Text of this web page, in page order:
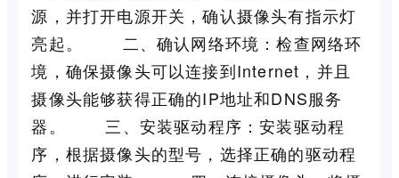
源，并打开电源开关，确认摄像头有指示灯
亮起。 二、确认网络环境：检查网络环
境，确保摄像头可以连接到Internet，并且
摄像头能够获得正确的IP地址和DNS服务
器。 三、安装驱动程序：安装驱动程
序，根据摄像头的型号，选择正确的驱动程